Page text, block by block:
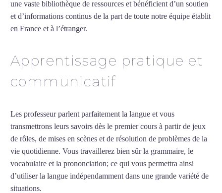
une vaste bibliothèque de ressources et bénéficient d’un soutien
et d’informations continus de la part de toute notre équipe établit
en France et à l’étranger.
Apprentissage pratique et
communicatif
Les professeur parlent parfaitement la langue et vous
transmettrons leurs savoirs dès le premier cours à partir de jeux
de rôles, de mises en scènes et de résolution de problèmes de la
vie quotidienne. Vous travaillerez bien sûr la grammaire, le
vocabulaire et la prononciation; ce qui vous permettra ainsi
d’utiliser la langue indépendamment dans une grande variété de
situations.